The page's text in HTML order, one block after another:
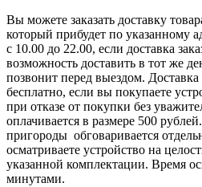
Вы можете заказать доставку
который прибудет по указанному
с 10.00 до 22.00, если доставка
возможность доставить в тот же
позвонит перед выездом. Доставка
бесплатно, если вы покупаете
при отказе от покупки без
оплачивается в размере 500
пригороды обговаривается
осматриваете устройство на
указанной комплектации. Время
минутами.